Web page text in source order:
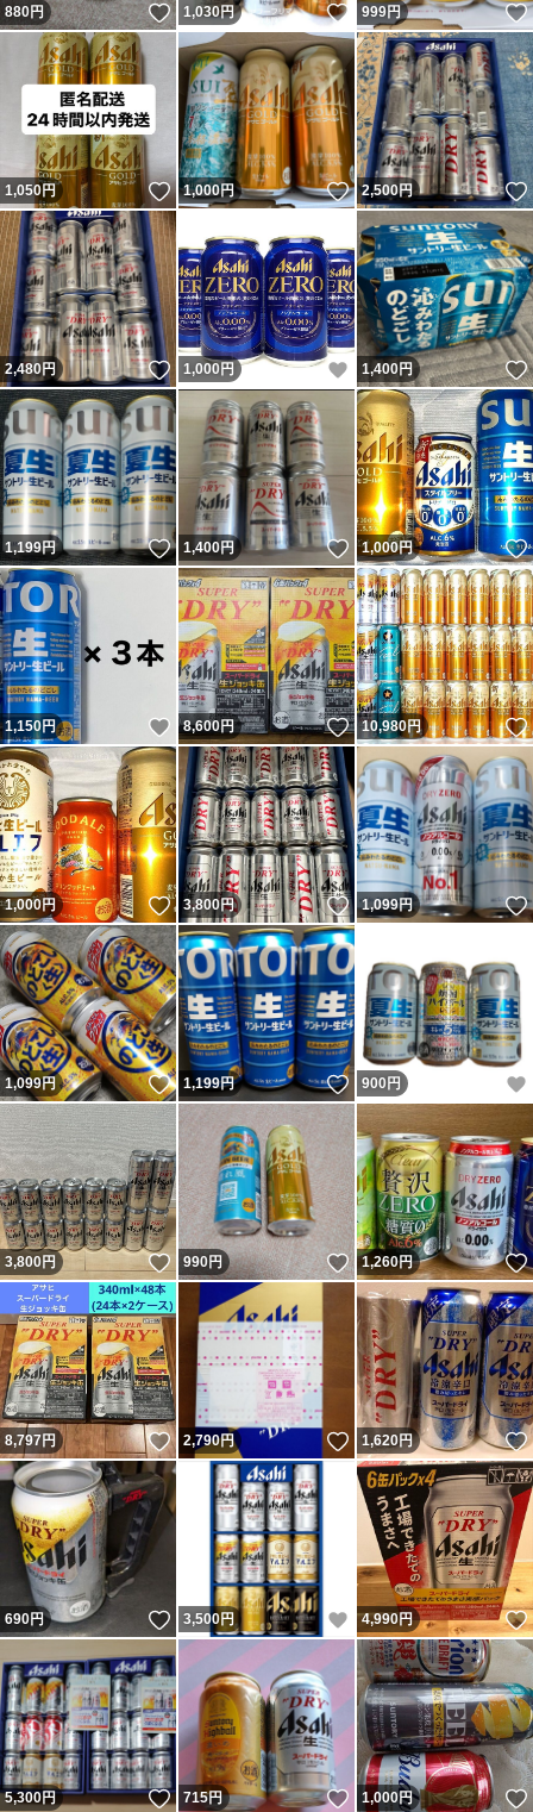
880円 いいね！
1,030円 いいね！
999円
1,050円 いいね！
1,000円 いいね！
2,500円
2,480円 いいね！
1,000円 いいね！
1,400円
1,199円 いいね！
1,400円 いいね！
1,000円
1,150円 いいね！
8,600円 いいね！
10,980円
1,000円 いいね！
3,800円 いいね！
1,099円
1,099円 いいね！
1,199円 いいね！
900 円
3,800円 いいね！
990円 いいね！
1,260円
8,797円 いいね！
2,790円 いいね！
1,620円
690円 いいね！
3,500円 いいね！
4,990円
5,300円 いいね！
715円 いいね！
1,000円